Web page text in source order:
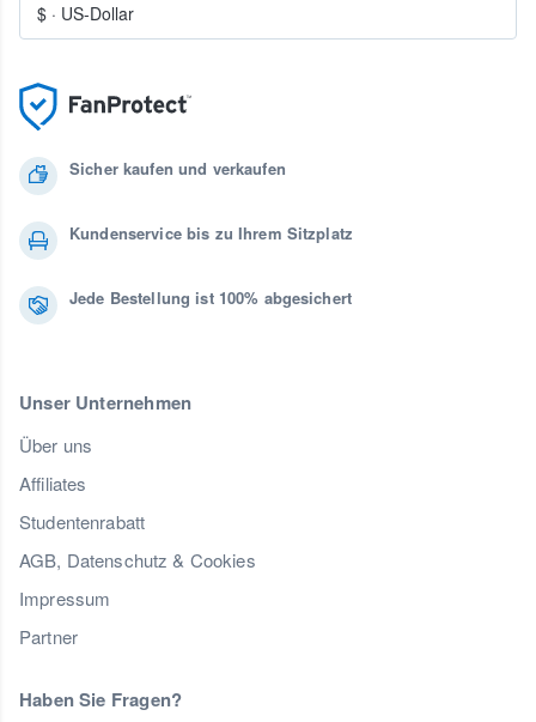
Sicher kaufen und verkaufen
Kundenservice bis zu Ihrem Sitzplatz
Jede Bestellung ist 100% abgesichert
Unser Unternehmen
Über uns
Affiliates
Studentenrabatt
AGB, Datenschutz & Cookies
Impressum
Partner
Haben Sie Fragen?
$ · US-Dollar